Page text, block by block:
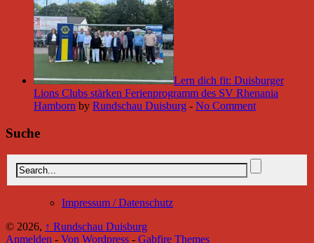
Lern dich fit: Duisburger
Lions Clubs stärken Ferienprogramm des SV Rhenania
Hamborn by Rundschau Duisburg - No Comment
Suche
Impressum / Datenschutz
© 2026, ↑ Rundschau Duisburg
Anmelden - Von Wordpress - Gabfire Themes